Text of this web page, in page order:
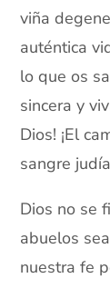
viña
auténtica
lo que os
sincera y
Dios! ¡El
sangre
Dios no se
abuelos
nuestra fe